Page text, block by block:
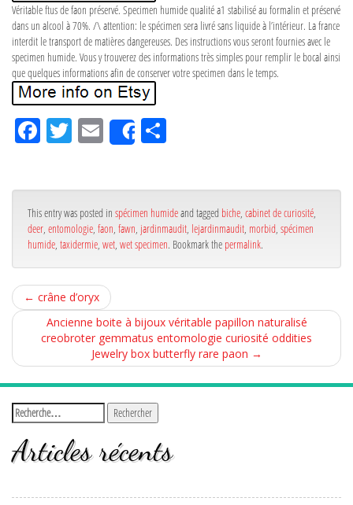
Véritable ftus de faon préservé. Specimen humide qualité a1 stabilisé au formalin et préservé
dans un alcool à 70%. /\ attention: le spécimen sera livré sans liquide à l’intérieur. La france
interdit le transport de matières dangereuses. Des instructions vous seront fournies avec le
specimen humide. Vous y trouverez des informations très simples pour remplir le bocal ainsi
que quelques informations afin de conserver votre specimen dans le temps.
Fa
ce
ok
Tw
itt
Em
ail
Share
r
This entry was posted in spécimen humideand tagged biche cabinet de curiosité
deer entomologie faon fawn jardinmaudit lejardinmaudit morbid spécimen
humide taxidermie wet wet specimen. Bookmark the permalink.
← crâne d’oryx
Ancienne boite à bijoux véritable papillon naturalisé
creobroter gemmatus entomologie curiosité oddities
Jewelry box butterfly rare paon →
Articles récents